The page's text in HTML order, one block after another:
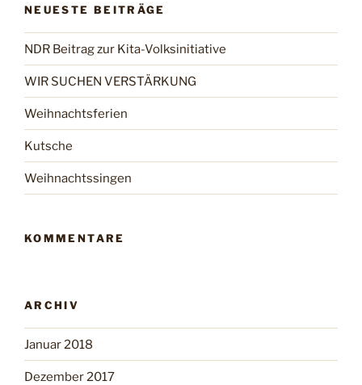
NEUESTE BEITRÄGE
NDR Beitrag zur Kita-Volksinitiative
WIR SUCHEN VERSTÄRKUNG
Weihnachtsferien
Kutsche
Weihnachtssingen
KOMMENTARE
ARCHIV
Januar 2018
Dezember 2017